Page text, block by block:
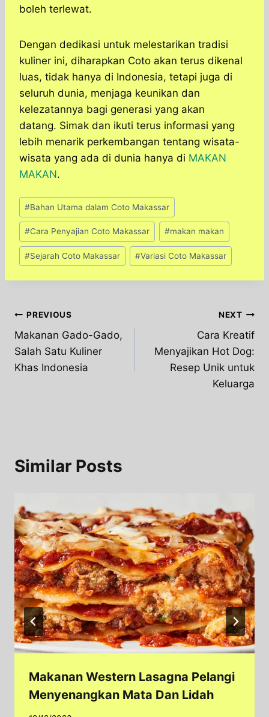
boleh terlewat.
Dengan dedikasi untuk melestarikan tradisi
kuliner ini, diharapkan Coto akan terus dikenal
luas, tidak hanya di Indonesia, tetapi juga di
seluruh dunia, menjaga keunikan dan
kelezatannya bagi generasi yang akan
datang. Simak dan ikuti terus informasi yang
lebih menarik perkembangan tentang wisata-
wisata yang ada di dunia hanya di MAKAN
MAKAN.
Post
Tags:
#Bahan Utama dalam Coto Makassar
#Cara Penyajian Coto Makassar #makan makan
#Sejarah Coto Makassar #Variasi Coto Makassar
Post
navigation
PREVIOUS
Makanan Gado-Gado,
Salah Satu Kuliner
Khas Indonesia
NEXT
Cara Kreatif
Menyajikan Hot Dog:
Resep Unik untuk
Keluarga
Similar Posts
Makanan Western Lasagna Pelangi
Menyenangkan Mata Dan Lidah